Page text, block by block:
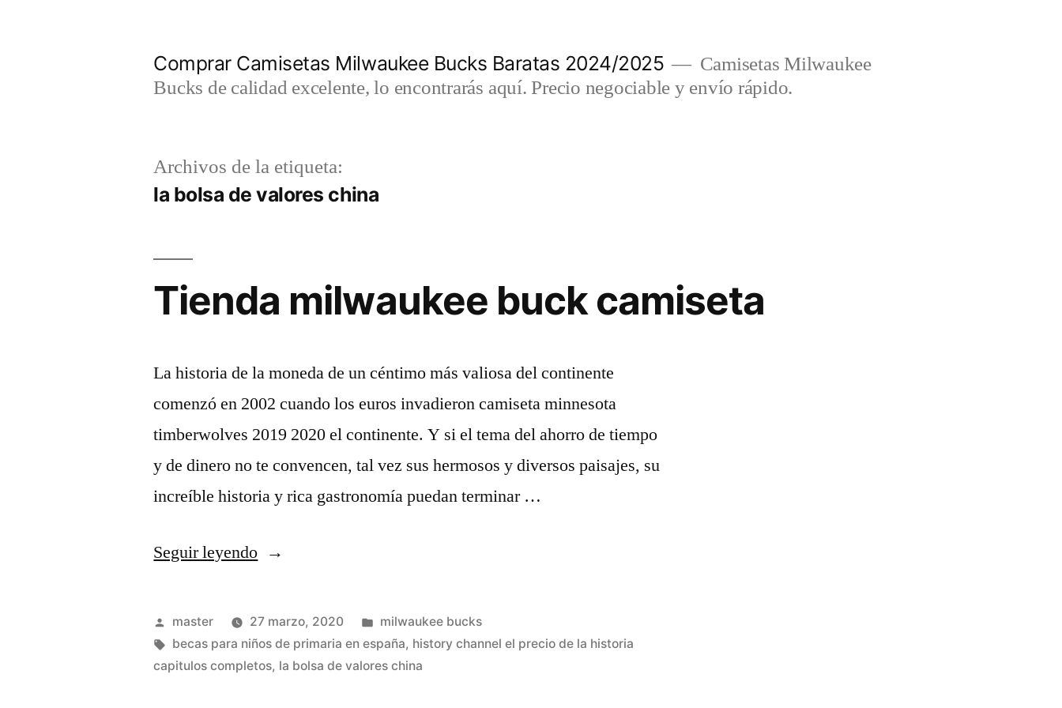
Comprar Camisetas Milwaukee Bucks Baratas 2024/2025
Camisetas Milwaukee
Bucks de calidad excelente, lo encontrarás aquí. Precio negociable y envío rápido.
Archivos de la etiqueta:
la bolsa de valores china
Tienda milwaukee buck camiseta
La historia de la moneda de un céntimo más valiosa del continente
comenzó en 2002 cuando los euros invadieron camiseta minnesota
timberwolves 2019 2020 el continente. Y si el tema del ahorro de tiempo
y de dinero no te convencen, tal vez sus hermosos y diversos paisajes, su
increíble historia y rica gastronomía puedan terminar …
Seguir leyendo«Tienda
buck
camiseta»
Publicado
por
master 27 marzo, 2020
Publicado
en
milwaukee bucks
Etiquetas:
becas para niños de primaria en españa, history channel el precio de la historia
capitulos completos, la bolsa de valores china